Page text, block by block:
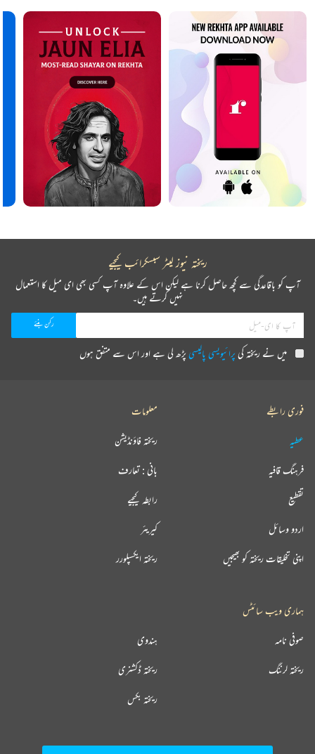
ریختہ نیوز لیٹر سبسکرائب کیجیے
آپ کو باقاعدگی سے کچھ حاصل کرنا ہے لیکن اس کے علاوہ آپ کسی بھی ای میل کا استعمال
نہیں کرتے ہیں۔
میں نے ریختہ کیپرائیویسی پالیسیپڑھ لی ہے اور اس سے متفق ہوں
فوری رابطے
عطیہ
فرہنگ قافیہ
تقطیع
اردو وسائل
اپنی تخلیقات ریختہ کو بھیجیں
معلومات
ریختہ فاؤنڈیشن
بانی : تعارف
رابطہ کیجیے
کیریئر
ریختہ ایکسپلورر
ہماری ویب سائٹس
ہندوی صوفی نامہ
ریختہ ڈکشنری ریختہ لرننگ
ریختہ بکس